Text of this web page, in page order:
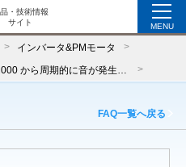
・技術情報
サイト
MENU
インバータ&PMモータ
FAQ一覧へ戻る